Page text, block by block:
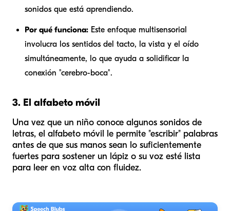
sonidos que está aprendiendo.
Por qué funciona: Este enfoque multisensorial
involucra los sentidos del tacto, la vista y el oído
simultáneamente, lo que ayuda a solidificar la
conexión "cerebro-boca".
3. El alfabeto móvil
Una vez que un niño conoce algunos sonidos de
letras, el alfabeto móvil le permite "escribir" palabras
antes de que sus manos sean lo suficientemente
fuertes para sostener un lápiz o su voz esté lista
para leer en voz alta con fluidez.